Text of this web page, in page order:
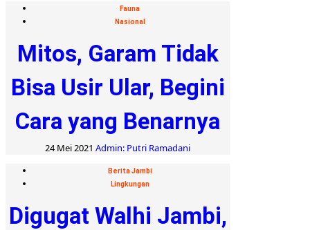
Fauna
Nasional
Mitos, Garam Tidak
Bisa Usir Ular, Begini
Cara yang Benarnya
24 Mei 2021 Admin: Putri Ramadani
Berita Jambi
Lingkungan
Digugat Walhi Jambi,